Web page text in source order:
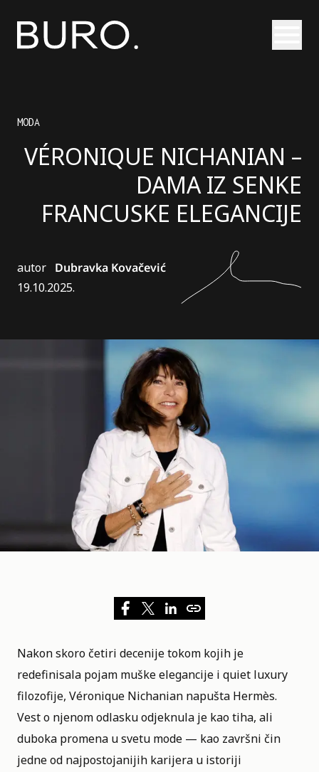
MODA
VÉRONIQUE NICHANIAN –
DAMA IZ SENKE
FRANCUSKE ELEGANCIJE
autor Dubravka Kovačević
19.10.2025.
Nakon skoro četiri decenije tokom kojih je
redefinisala pojam muške elegancije i quiet luxury
filozofije, Véronique Nichanian napušta Hermès.
Vest o njenom odlasku odjeknula je kao tiha, ali
duboka promena u svetu mode — kao završni čin
jedne od najpostojanijih karijera u istoriji